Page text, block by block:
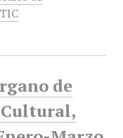
TIC
de